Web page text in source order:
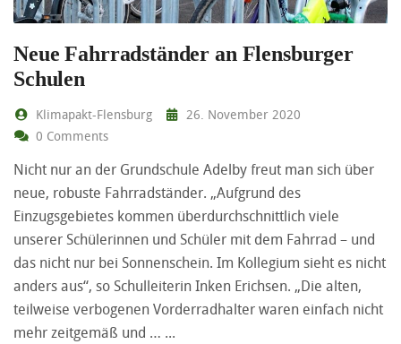
Neue Fahrradständer an Flensburger
Schulen
Klimapakt-Flensburg
26. November 2020
0 Comments
Nicht nur an der Grundschule Adelby freut man sich über
neue, robuste Fahrradständer. „Aufgrund des
Einzugsgebietes kommen überdurchschnittlich viele
unserer Schülerinnen und Schüler mit dem Fahrrad – und
das nicht nur bei Sonnenschein. Im Kollegium sieht es nicht
anders aus“, so Schulleiterin Inken Erichsen. „Die alten,
teilweise verbogenen Vorderradhalter waren einfach nicht
mehr zeitgemäß und …